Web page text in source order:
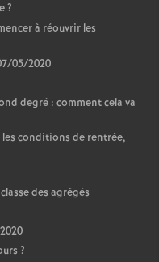
?
à réouvrir les
05/2020
degré : comment cela va
les conditions de rentrée,
des agrégés
?